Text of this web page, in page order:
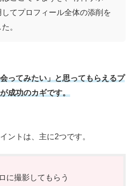
してプロフィール全体の添削を
。
ってみたい」と思ってもらえるプ
成功のカギです。
ントは、主に2つです。
に撮影してもらう